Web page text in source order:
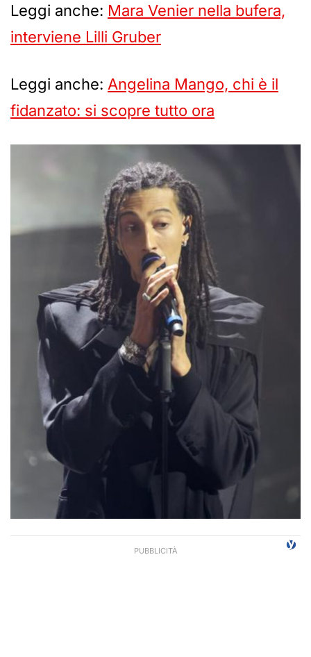
Leggi anche: Mara Venier nella bufera,
interviene Lilli Gruber
Leggi anche: Angelina Mango, chi è il
fidanzato: si scopre tutto ora